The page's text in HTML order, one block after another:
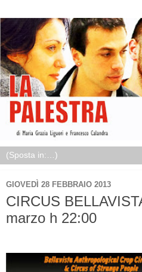
GIOVEDÌ 28 FEBBRAIO 2013
CIRCUS
marzo h 22:00